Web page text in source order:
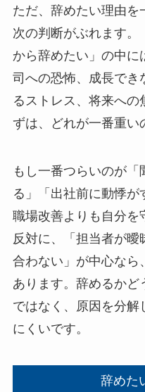
ただ、辞めたい理由を
次の判断がぶれます。
から辞めたい」の中に
司への恐怖、成長でき
るストレス、将来への
ずは、どれが一番重い
もし一番つらいのが
る」「出社前に動悸が
職場改善よりも自分を
反対に、「担当者が
合わない」が中心なら
あります。辞めるかど
ではなく、原因を分解
にくいです。
辞めた